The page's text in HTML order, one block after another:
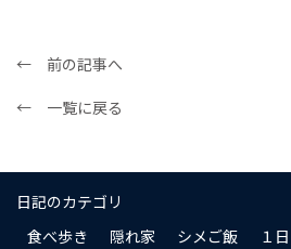
← 前の記事へ
← 一覧に戻る
日記のカテゴリ
食べ歩き
隠れ家 シメご飯 １